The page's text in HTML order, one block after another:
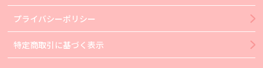
プライバシーポリシー
特定商取引に基づく表示